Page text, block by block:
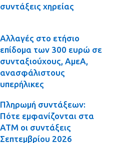
συντάξεις χηρείας
Αλλαγές στο ετήσιο
επίδομα των 300 ευρώ σε
συνταξιούχους, ΑμεΑ,
ανασφάλιστους
υπερήλικες
Πληρωμή συντάξεων:
Πότε εμφανίζονται στα
ΑΤΜ οι συντάξεις
Σεπτεμβρίου 2026